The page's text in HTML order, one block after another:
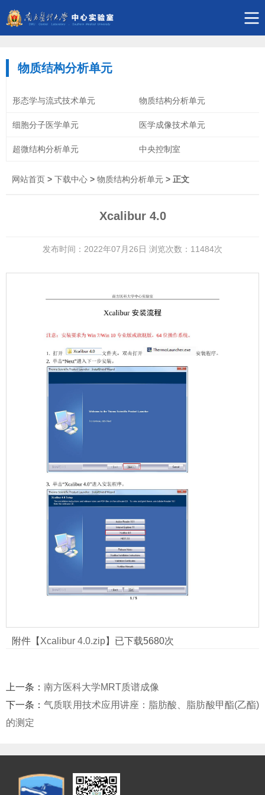
物质结构分析单元
形态学与流式技术单元 物质结构分析单元
细胞分子医学单元 医学成像技术单元
超微结构分析单元 中央控制室
网站首页 > 下载中心 > 物质结构分析单元 > 正文
Xcalibur 4.0
发布时间：2022年07月26日 浏览次数： 11484次
第 1 页
附件【 Xcalibur 4.0.zip】已下载5680次
上一条： 南方医科大学MRT质谱成像
下一条：气质联用技术应用讲座：脂肪酸、脂肪酸甲酯(乙酯)
的测定